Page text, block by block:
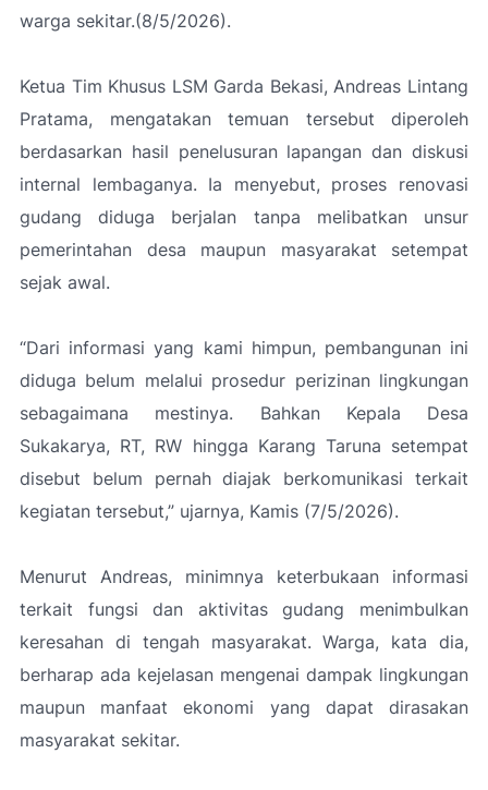
warga sekitar.(8/5/2026).
Ketua Tim Khusus LSM Garda Bekasi, Andreas Lintang
Pratama, mengatakan temuan tersebut diperoleh
berdasarkan hasil penelusuran lapangan dan diskusi
internal lembaganya. Ia menyebut, proses renovasi
gudang diduga berjalan tanpa melibatkan unsur
pemerintahan desa maupun masyarakat setempat
sejak awal.
“Dari informasi yang kami himpun, pembangunan ini
diduga belum melalui prosedur perizinan lingkungan
sebagaimana mestinya. Bahkan Kepala Desa
Sukakarya, RT, RW hingga Karang Taruna setempat
disebut belum pernah diajak berkomunikasi terkait
kegiatan tersebut,” ujarnya, Kamis (7/5/2026).
Menurut Andreas, minimnya keterbukaan informasi
terkait fungsi dan aktivitas gudang menimbulkan
keresahan di tengah masyarakat. Warga, kata dia,
berharap ada kejelasan mengenai dampak lingkungan
maupun manfaat ekonomi yang dapat dirasakan
masyarakat sekitar.